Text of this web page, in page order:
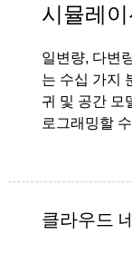
시뮬레이
일변량, 다변
는 수십 가지
귀 및 공간 모
로그래밍할
클라우드